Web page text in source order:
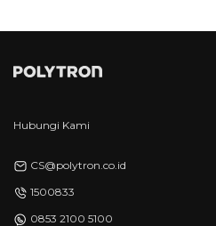
Hubungi Kami
CS@polytron.co.id
1500833
0853 2100 5100